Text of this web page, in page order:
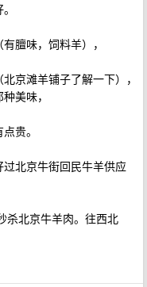
膻味，饲料羊），
京滩羊铺子了解一下），
美味，
贵。
北京牛街回民牛羊供应
杀北京牛羊肉。往西北